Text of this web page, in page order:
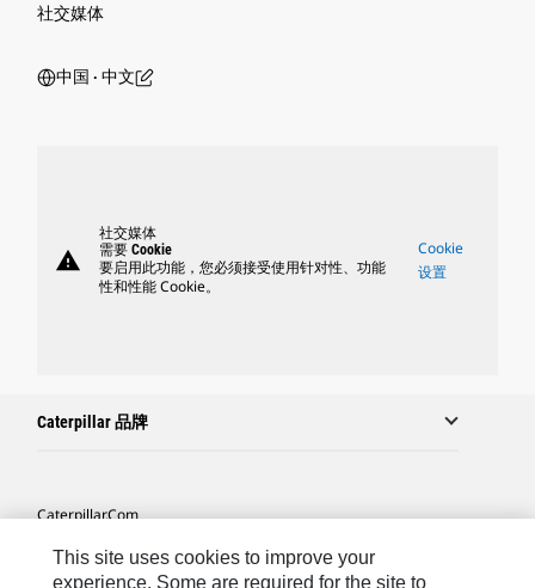
社交媒体
中国 ‧ 中文
warning
社交媒体
需要 Cookie
要启用此功能，您必须接受使用针对性、功能
性和性能 Cookie。
Cookie
设置
Caterpillar 品牌
Caterpillar.com
联系 Caterpillar
This site uses cookies to improve your
experience. Some are required for the site to